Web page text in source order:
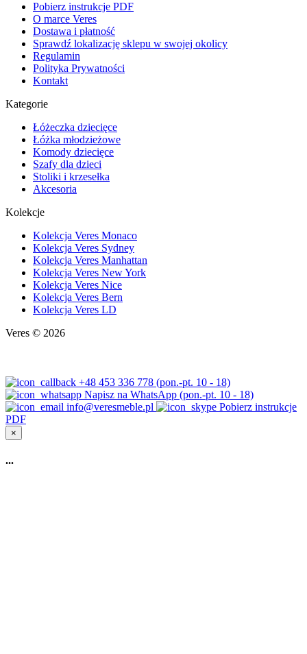
Pobierz instrukcje PDF
O marce Veres
Dostawa i płatność
Sprawdź lokalizację sklepu w swojej okolicy
Regulamin
Polityka Prywatności
Kontakt
Kategorie
Łóżeczka dziecięce
Łóżka młodzieżowe
Komody dziecięce
Szafy dla dzieci
Stoliki i krzesełka
Akcesoria
Kolekcje
Kolekcja Veres Monaco
Kolekcja Veres Sydney
Kolekcja Veres Manhattan
Kolekcja Veres New York
Kolekcja Veres Nice
Kolekcja Veres Bern
Kolekcja Veres LD
Veres © 2026
+48 453 336 778 (pon.-pt. 10 - 18)
Napisz na WhatsApp (pon.-pt. 10 - 18)
info@veresmeble.pl
Pobierz instrukcje
PDF
×
...